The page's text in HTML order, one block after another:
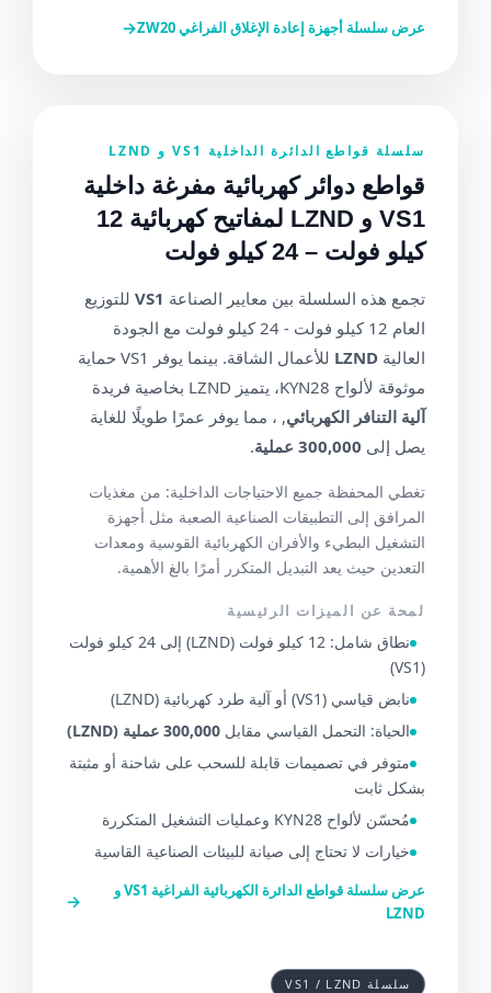
عرض سلسلة أجهزة إعادة الإغلاق الفراغي ZW20 →
سلسلة قواطع الدائرة الداخلية VS1 و LZND
قواطع دوائر كهربائية مفرغة داخلية
VS1 و LZND لمفاتيح كهربائية 12
كيلو فولت – 24 كيلو فولت
تجمع هذه السلسلة بين معايير الصناعة VS1 للتوزيع
العام 12 كيلو فولت - 24 كيلو فولت مع الجودة
العاليةLZND
للأعمال الشاقة. بينما يوفر VS1 حماية
موثوقة لألواح KYN28، يتميز LZND بخاصية فريدة
آلية التنافر الكهربائي, ، مما يوفر عمرًا طويلًا للغاية
يصل إلى 300,000 عملية .
تغطي المحفظة جميع الاحتياجات الداخلية: من مغذيات
المرافق إلى التطبيقات الصناعية الصعبة مثل أجهزة
التشغيل البطيء والأفران الكهربائية القوسية ومعدات
التعدين حيث يعد التبديل المتكرر أمرًا بالغ الأهمية.
لمحة عن الميزات الرئيسية
نطاق شامل: 12 كيلو فولت (LZND) إلى 24 كيلو فولت
(VS1)
نابض قياسي (VS1) أو آلية طرد كهربائية (LZND)
الحياة: التحمل القياسي مقابل300,000 عملية (LZND)
متوفر في تصميمات قابلة للسحب على شاحنة أو مثبتة
بشكل ثابت
مُحسّن لألواح KYN28 وعمليات التشغيل المتكررة
خيارات لا تحتاج إلى صيانة للبيئات الصناعية القاسية
عرض سلسلة قواطع الدائرة الكهربائية الفراغية VS1 و
LZND
→
سلسلة VS1 / LZND